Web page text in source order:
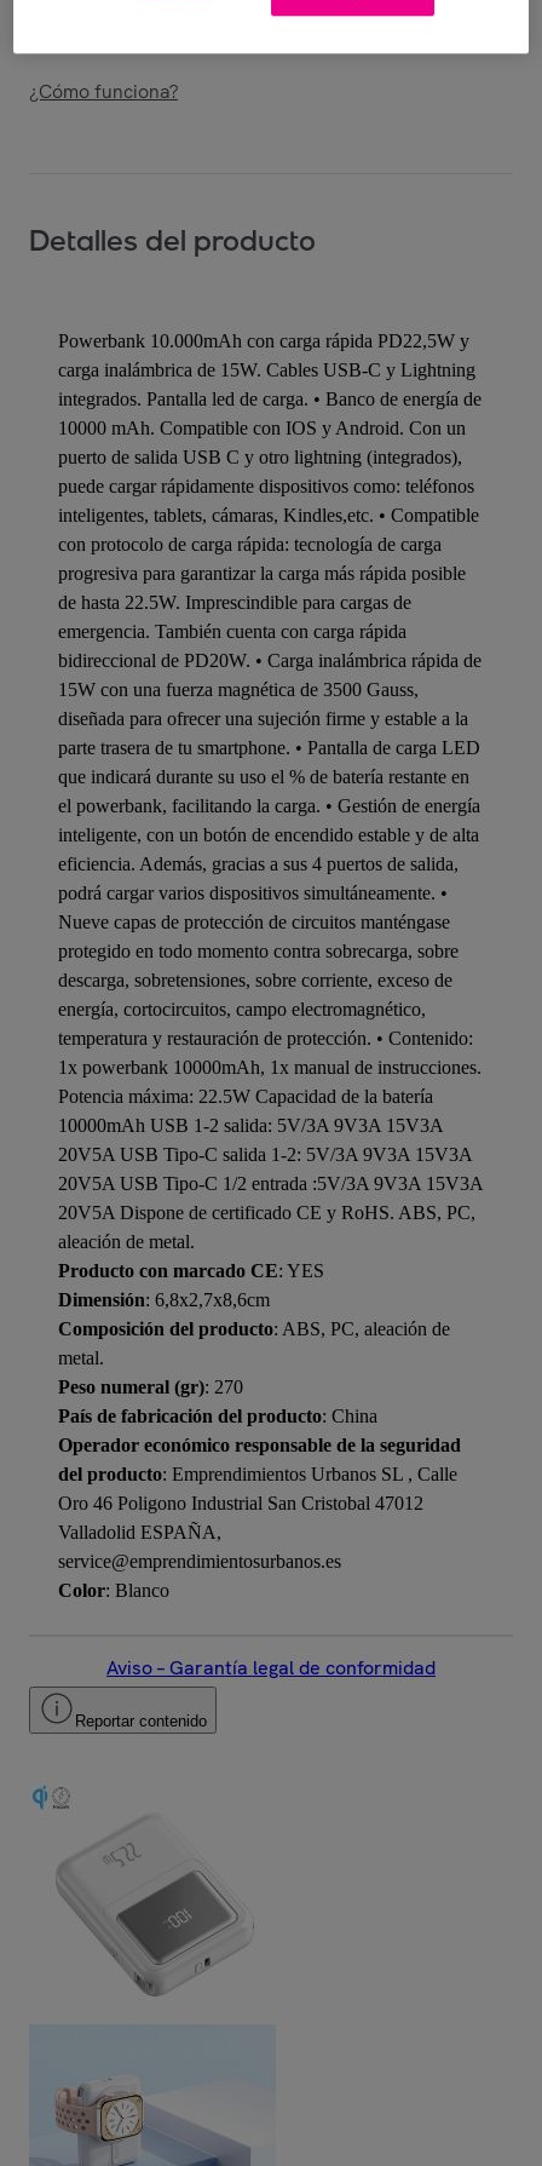
17/08
¿Cómo funciona?
Detalles del producto
Powerbank 10.000mAh con carga rápida PD22,5W y
carga inalámbrica de 15W. Cables USB-C y Lightning
integrados. Pantalla led de carga. • Banco de energía de
10000 mAh. Compatible con IOS y Android. Con un
puerto de salida USB C y otro lightning (integrados),
puede cargar rápidamente dispositivos como: teléfonos
inteligentes, tablets, cámaras, Kindles,etc. • Compatible
con protocolo de carga rápida: tecnología de carga
progresiva para garantizar la carga más rápida posible
de hasta 22.5W. Imprescindible para cargas de
emergencia. También cuenta con carga rápida
bidireccional de PD20W. • Carga inalámbrica rápida de
15W con una fuerza magnética de 3500 Gauss,
diseñada para ofrecer una sujeción firme y estable a la
parte trasera de tu smartphone. • Pantalla de carga LED
que indicará durante su uso el % de batería restante en
el powerbank, facilitando la carga. • Gestión de energía
inteligente, con un botón de encendido estable y de alta
eficiencia. Además, gracias a sus 4 puertos de salida,
podrá cargar varios dispositivos simultáneamente. •
Nueve capas de protección de circuitos manténgase
protegido en todo momento contra sobrecarga, sobre
descarga, sobretensiones, sobre corriente, exceso de
energía, cortocircuitos, campo electromagnético,
temperatura y restauración de protección. • Contenido:
1x powerbank 10000mAh, 1x manual de instrucciones.
Potencia máxima: 22.5W Capacidad de la batería
10000mAh USB 1-2 salida: 5V/3A 9V3A 15V3A
20V5A USB Tipo-C salida 1-2: 5V/3A 9V3A 15V3A
20V5A USB Tipo-C 1/2 entrada :5V/3A 9V3A 15V3A
20V5A Dispone de certificado CE y RoHS. ABS, PC,
aleación de metal.
Producto con marcado CE: YES
Dimensión: 6,8x2,7x8,6cm
Composición del producto: ABS, PC, aleación de
metal.
Peso numeral (gr): 270
País de fabricación del producto: China
Operador económico responsable de la seguridad
del producto: Emprendimientos Urbanos SL , Calle
Oro 46 Poligono Industrial San Cristobal 47012
Valladolid ESPAÑA,
service@emprendimientosurbanos.es
Color: Blanco
Aviso – Garantía legal de conformidad
Reportar contenido